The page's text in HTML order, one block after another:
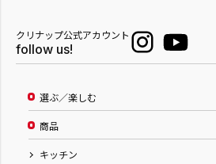
クリナップ公式アカウント
follow us!
選ぶ／楽しむ
商品
キッチン